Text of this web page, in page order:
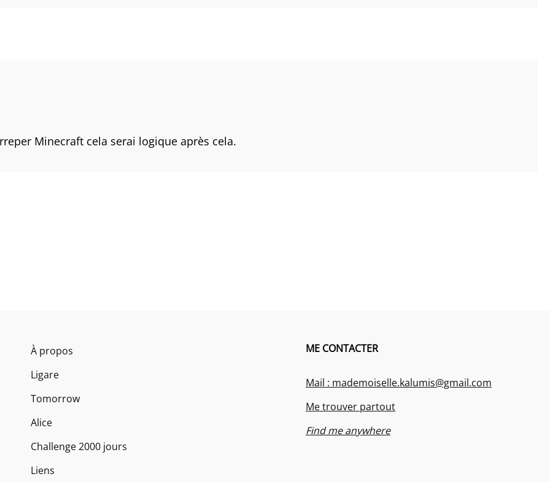
Minecraft cela serai logique après cela.
À propos
Ligare
Tomorrow
Alice
Challenge 2000 jours
Liens
ME CONTACTER
Mail : mademoiselle.kalumis@gmail.com
Me trouver partout
Find me anywhere